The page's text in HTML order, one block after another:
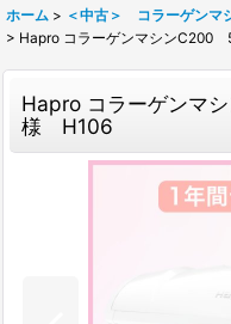
ホーム > ＜中古＞ コラーゲンマ
> Hapro コラーゲンマシン
Hapro コラーゲン
様 H106